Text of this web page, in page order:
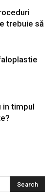
trebuie să
in timpul